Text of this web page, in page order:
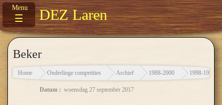
☰ DEZ Laren
Beker
Home Onderlinge competities Archief 1988-2000 1998-1999
Datum : woensdag 27 september 2017